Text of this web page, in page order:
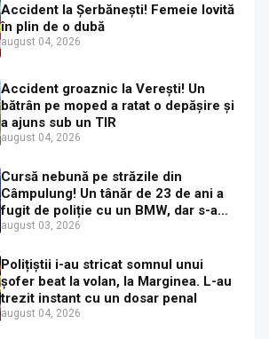
Accident la Șerbănești! Femeie lovită
în plin de o dubă
august 04, 2026
Accident groaznic la Verești! Un
bătrân pe moped a ratat o depășire și
a ajuns sub un TIR
august 04, 2026
Cursă nebună pe străzile din
Câmpulung! Un tânăr de 23 de ani a
fugit de poliție cu un BMW, dar s-a
oprit într-un gard de pe strada
august 03, 2026
Polițiștii i-au stricat somnul unui
șofer beat la volan, la Marginea. L-au
trezit instant cu un dosar penal
august 04, 2026